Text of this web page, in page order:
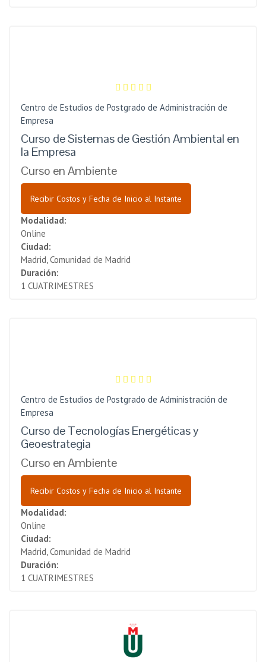
Centro de Estudios de Postgrado de Administración de
Empresa
Curso de Sistemas de Gestión Ambiental en
la Empresa
Curso en Ambiente
Recibir Costos y Fecha de Inicio al Instante
Modalidad:
Online
Ciudad:
Madrid, Comunidad de Madrid
Duración:
1 CUATRIMESTRES
Centro de Estudios de Postgrado de Administración de
Empresa
Curso de Tecnologías Energéticas y
Geoestrategia
Curso en Ambiente
Recibir Costos y Fecha de Inicio al Instante
Modalidad:
Online
Ciudad:
Madrid, Comunidad de Madrid
Duración:
1 CUATRIMESTRES